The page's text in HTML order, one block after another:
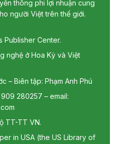
thông phi lợi nhuận cung
người Việt trên thế giới.
Publisher Center.
nghệ ở Hoa Kỳ và Việt
– Biên tập: Phạm Anh Phú
280257 – email:
TT-TT VN.
in USA (the US Library of